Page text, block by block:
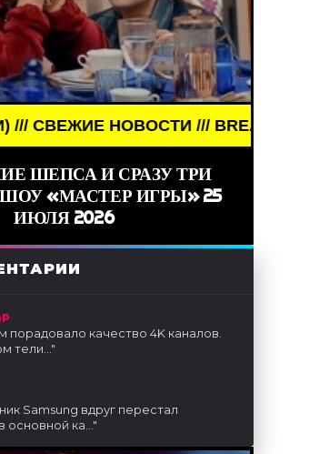
НОВОСТИ /// BREAKING NEWS ///
ШЕПСА И СРАЗУ ТРИ
«МАСТЕР ИГРЫ» 25
ИЮЛЯ 2026
порадовало качество 4K каналов.
тели..."
Samsung вдруг перестал
основной ка..."